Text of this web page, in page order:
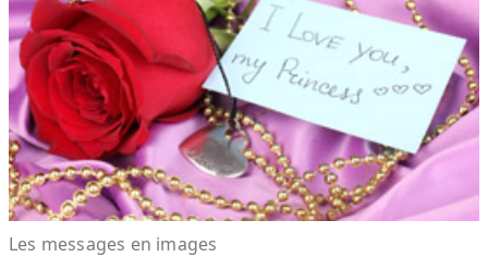
Les messages en images